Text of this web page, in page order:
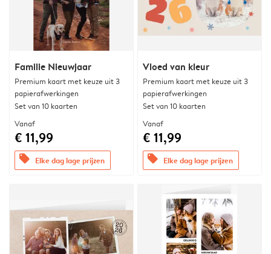
Familie Nieuwjaar
Premium kaart met keuze uit 3
papierafwerkingen
Set van 10 kaarten
Vanaf
€ 11,99
offers Elke dag lage prijzen
Vloed van kleur
Premium kaart met keuze uit 3
papierafwerkingen
Set van 10 kaarten
Vanaf
€ 11,99
offers Elke dag lage prijzen